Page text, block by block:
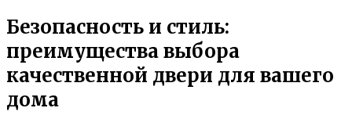
Безопасность и стиль:
преимущества выбора
качественной двери для вашего
дома